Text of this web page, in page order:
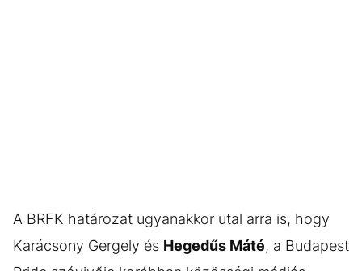
A BRFK határozat ugyanakkor utal arra is, hogy
Karácsony Gergely és Hegedűs Máté, a Budapest